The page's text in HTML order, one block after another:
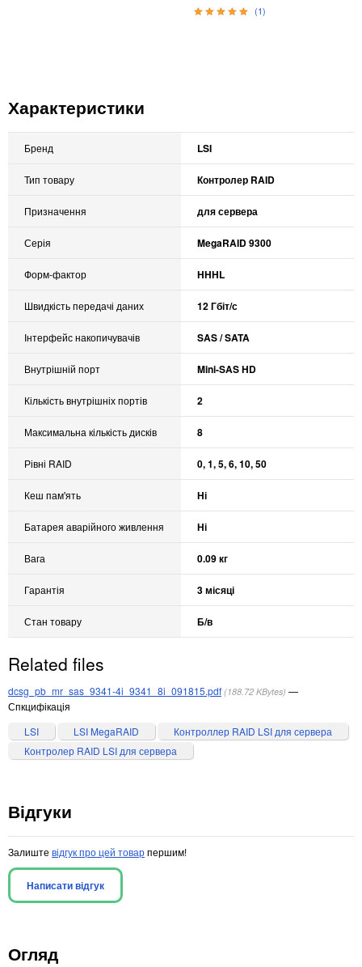
(1)
Характеристики
Бренд LSI
Тип товару Контролер RAID
Призначення для сервера
Серія MegaRAID 9300
Форм-фактор HHHL
Швидкість передачі даних 12 Гбіт/с
Інтерфейс накопичувачів SAS / SATA
Внутрішній порт Mini-SAS HD
Кількість внутрішніх портів 2
Максимальна кількість дисків 8
Рівні RAID 0, 1, 5, 6, 10, 50
Кеш пам'ять Ні
Батарея аварійного живлення Ні
Вага 0.09 кг
Гарантія 3 місяці
Стан товару Б/в
Related files
dcsg_pb_mr_sas_9341-4i_9341_8i_091815.pdf 188.72 KBytes
Спкцифікація
LSI
LSI MegaRAID
Контроллер RAID LSI для сервера
Контролер RAID LSI для сервера
Відгуки
Залиште відгук про цей товарпершим!
Написати відгук
Огляд